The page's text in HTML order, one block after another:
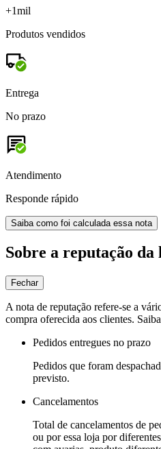
+1mil
Produtos vendidos
Entrega
No prazo
Atendimento
Responde rápido
Saiba como foi calculada essa nota
Sobre a reputação da
Fechar
A nota de reputação refere-se a
compra oferecida aos clientes.
Pedidos entregues no prazo
Pedidos que foram
previsto.
Cancelamentos
Total de cancelamentos de
ou por essa loja por